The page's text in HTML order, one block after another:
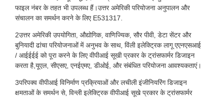
फाइल नंबर के तहत भी उपलब्ध हैं।उत्तर अमेरिकी परियोजना अनुपालन और
संचालन का समर्थन करने के लिए E531317.
2उत्तर अमेरिकी उपयोगिता, औद्योगिक, वाणिज्यिक, सौर पीवी, डेटा सेंटर और
बुनियादी ढांचा परियोजनाओं में अनुभव के साथ, विंली इलेक्ट्रिक लागू एएनएसआई
/ आईईईई को पूरा करने के लिए वीपीआई सूखी प्रकार के ट्रांसफार्मर डिजाइन
करता है,यूएल, सीएसए, एनईएमए, डीओई, और संबंधित परियोजना आवश्यकताएं।
3परिपक्व वीपीआई विनिर्माण प्रक्रियाओं और लचीली इंजीनियरिंग डिजाइन
क्षमताओं के समर्थन से, विन्ली इलेक्ट्रिक वीपीआई सूखे प्रकार के ट्रांसफार्मर